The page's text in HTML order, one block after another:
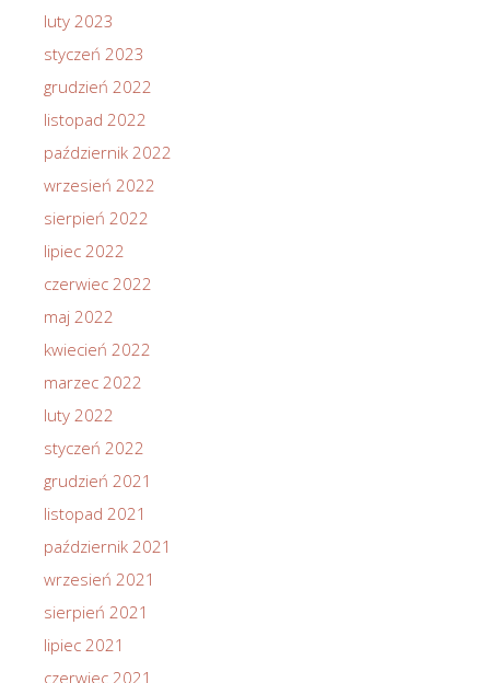
luty 2023
styczeń 2023
grudzień 2022
listopad 2022
październik 2022
wrzesień 2022
sierpień 2022
lipiec 2022
czerwiec 2022
maj 2022
kwiecień 2022
marzec 2022
luty 2022
styczeń 2022
grudzień 2021
listopad 2021
październik 2021
wrzesień 2021
sierpień 2021
lipiec 2021
czerwiec 2021